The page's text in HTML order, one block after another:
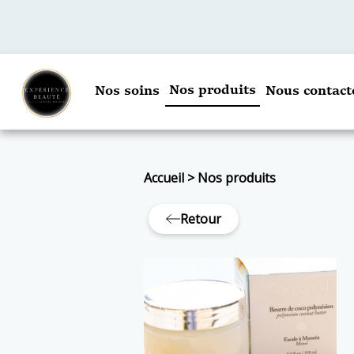
Nos soins Nos produits Nous
Accueil>Nos produits
Retour